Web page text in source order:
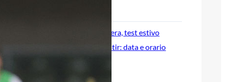
Cagliari Primavera, test estivo
contro il Monastir: data e orario